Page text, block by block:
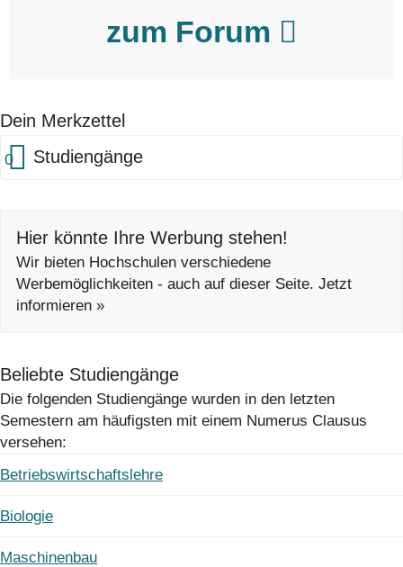
zum Forum
Dein Merkzettel
0 Studiengänge
Hier könnte Ihre Werbung stehen!
Wir bieten Hochschulen verschiedene
Werbemöglichkeiten - auch auf dieser Seite. Jetzt
informieren »
Beliebte Studiengänge
Die folgenden Studiengänge wurden in den letzten
Semestern am häufigsten mit einem Numerus Clausus
versehen:
Betriebswirtschaftslehre
Biologie
Maschinenbau